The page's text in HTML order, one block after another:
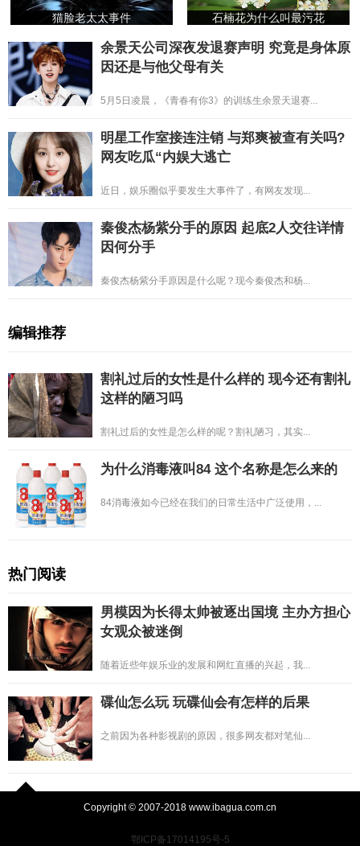
猫脸老太太事件 石楠花为什么叫最污花
余景天公司深夜发退赛声明 究竟是身体原
因还是与他父母有关
5月5日凌晨，《青春有你3》的训练生余景天退赛...
明星工作室接连注销 与郑爽被查有关吗?
网友吃瓜“内娱大逃亡
近日，娱乐圈似乎要发生大事件了，有网友发现...
秦俊杰杨紫分手的原因 起底2人交往详情
因何分手
秦俊杰杨紫分手原因是什么呢？现今秦俊杰和杨...
编辑推荐
割礼过后的女性是什么样的 现今还有割礼
这样的陋习吗
割礼过后的女性是怎么样的呢？割礼陋习，其实...
为什么消毒液叫84 这个名称是怎么来的
84消毒液如今已经在我们的日常生活中广泛使用，...
热门阅读
男模因为长得太帅被逐出国境 主办方担心
女观众被迷倒
随着近些年娱乐业的发展和网红直播的兴起，我...
碟仙怎么玩 玩碟仙会有怎样的后果
之前因为各种影视剧的原因，很多网友都对笔仙...
Copyright © 2007-2018 www.ibagua.com.cn
鄂ICP备17014195号-5